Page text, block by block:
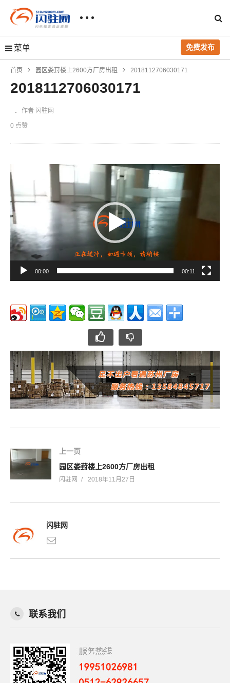
菜单 免费发布
首页 园区娄葑楼上2600方厂房出租 2018112706030171
2018112706030171
作者 闪驻网
0 点赞
频
播
放
器
00:00 00:11
上一页
园区娄葑楼上2600方厂房出租
闪驻网 2018年11月27日
闪驻网
联系我们